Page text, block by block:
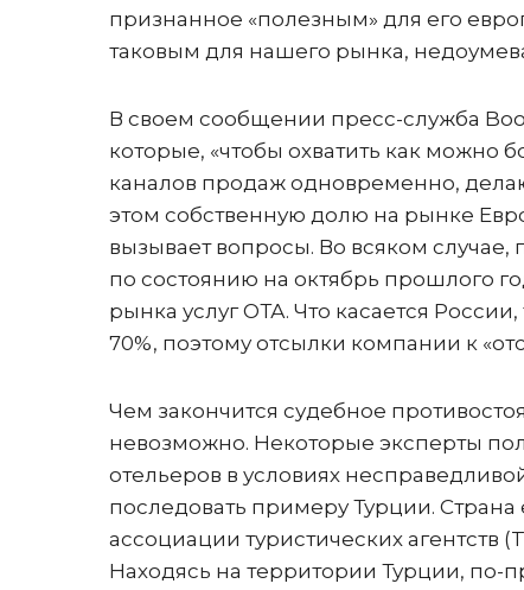
признанное «полезным» для его
таковым для нашего рынка,
В своем сообщении пресс-служба
которые, «чтобы охватить как можно
каналов продаж одновременно,
этом собственную долю на рынке
вызывает вопросы. Во всяком случае,
по состоянию на октябрь прошлого
рынка услуг ОТА. Что касается России,
70%, поэтому отсылки компании к
Чем закончится судебное
невозможно. Некоторые эксперты
отельеров в условиях
последовать примеру Турции. Страна
ассоциации туристических агентств
Находясь на территории Турции, по-